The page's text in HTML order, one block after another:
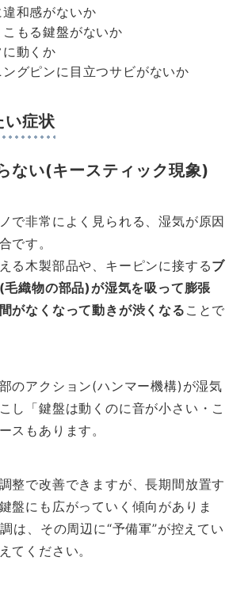
和感がないか
もる鍵盤がないか
動くか
グピンに目立つサビがないか
い症状
ない(キースティック現象)
で非常によく見られる、湿気が原因
です。
る木製部品や、キーピンに接するブ
毛織物の部品)が湿気を吸って膨張
がなくなって動きが渋くなる ことで
のアクション(ハンマー機構)が湿気
し「鍵盤は動くのに音が小さい・こ
スもあります。
整で改善できますが、長期間放置す
盤にも広がっていく傾向がありま
は、その周辺に“予備軍”が控えてい
てください。